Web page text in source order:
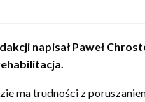
napisał Paweł
ma trudności z